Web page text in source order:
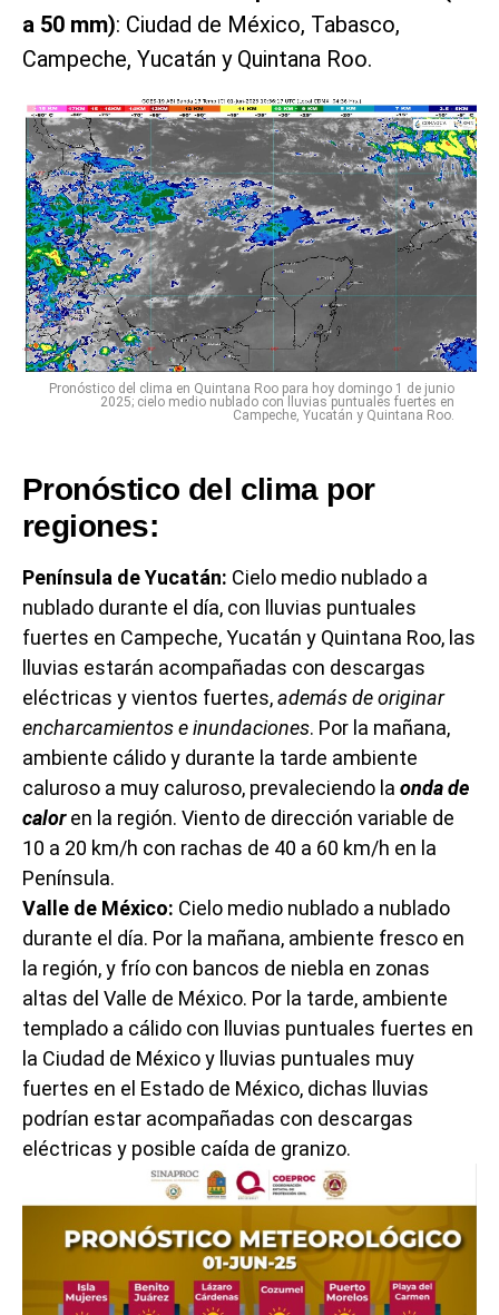
a 50 mm): Ciudad de México, Tabasco,
Campeche, Yucatán y Quintana Roo.
Pronóstico del clima en Quintana Roo para hoy domingo 1 de junio
2025; cielo medio nublado con lluvias puntuales fuertes en
Campeche, Yucatán y Quintana Roo.
Pronóstico del clima por
regiones:
Península de Yucatán: Cielo medio nublado a
nublado durante el día, con lluvias puntuales
fuertes en Campeche, Yucatán y Quintana Roo, las
lluvias estarán acompañadas con descargas
eléctricas y vientos fuertes,además de originar
encharcamientos e inundaciones. Por la mañana,
ambiente cálido y durante la tarde ambiente
caluroso a muy caluroso, prevaleciendo la onda de
caloren la región. Viento de dirección variable de
10 a 20 km/h con rachas de 40 a 60 km/h en la
Península.
Valle de México: Cielo medio nublado a nublado
durante el día. Por la mañana, ambiente fresco en
la región, y frío con bancos de niebla en zonas
altas del Valle de México. Por la tarde, ambiente
templado a cálido con lluvias puntuales fuertes en
la Ciudad de México y lluvias puntuales muy
fuertes en el Estado de México, dichas lluvias
podrían estar acompañadas con descargas
eléctricas y posible caída de granizo.